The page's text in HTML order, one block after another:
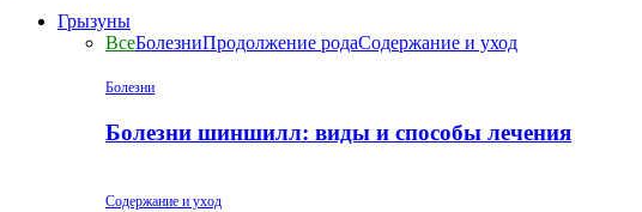
Грызуны
ВсеБолезниПродолжение родаСодержание и уход
Болезни
Болезни шиншилл: виды и способы лечения
Содержание и уход